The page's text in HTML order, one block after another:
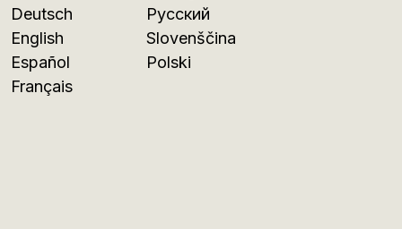
Deutsch
English
Español
Français
Русский
Slovenščina
Polski